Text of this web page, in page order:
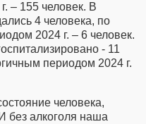
– 155 человек. В
4 человека, по
2024 г. – 6 человек.
- 11
периодом 2024 г.
человека,
без алкоголя наша